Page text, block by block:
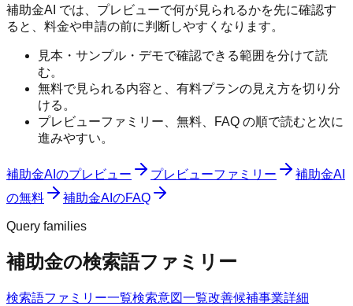
補助金AI では、プレビューで何が見られるかを先に確認す
ると、料金や申請の前に判断しやすくなります。
見本・サンプル・デモで確認できる範囲を分けて読
む。
無料で見られる内容と、有料プランの見え方を切り分
ける。
プレビューファミリー、無料、FAQ の順で読むと次に
進みやすい。
補助金AIのプレビュー プレビューファミリー
補助金AI
の無料
補助金AIのFAQ
Query families
補助金の検索語ファミリー
検索語ファミリー一覧検索意図一覧改善候補事業詳細